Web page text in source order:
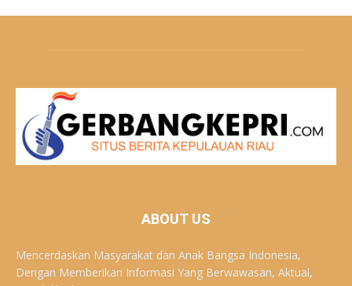
ABOUT US
Mencerdaskan Masyarakat dan Anak Bangsa Indonesia,
Dengan Memberikan Informasi Yang Berwawasan, Aktual,